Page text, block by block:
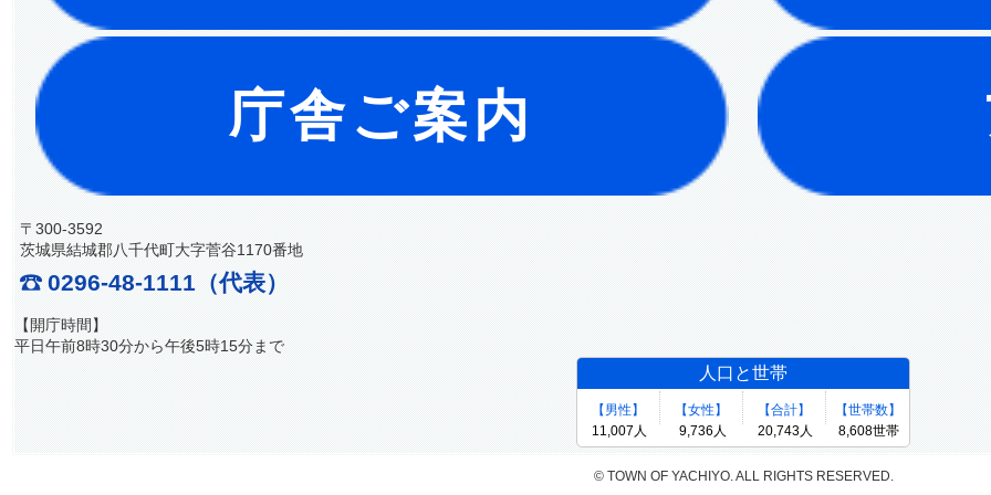
庁舎ご案内
〒300-3592
茨城県結城郡八千代町大字菅谷1170番地
0296-48-1111（代表）
【開庁時間】
平日午前8時30分から午後5時15分まで
© TOWN OF YACHIYO. ALL RIGHTS RESERVED.